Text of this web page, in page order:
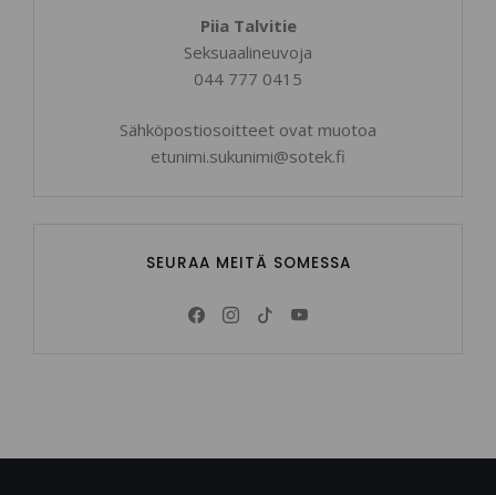
Piia Talvitie
Seksuaalineuvoja
044 777 0415
Sähköpostiosoitteet ovat muotoa
etunimi.sukunimi@sotek.fi
SEURAA MEITÄ SOMESSA